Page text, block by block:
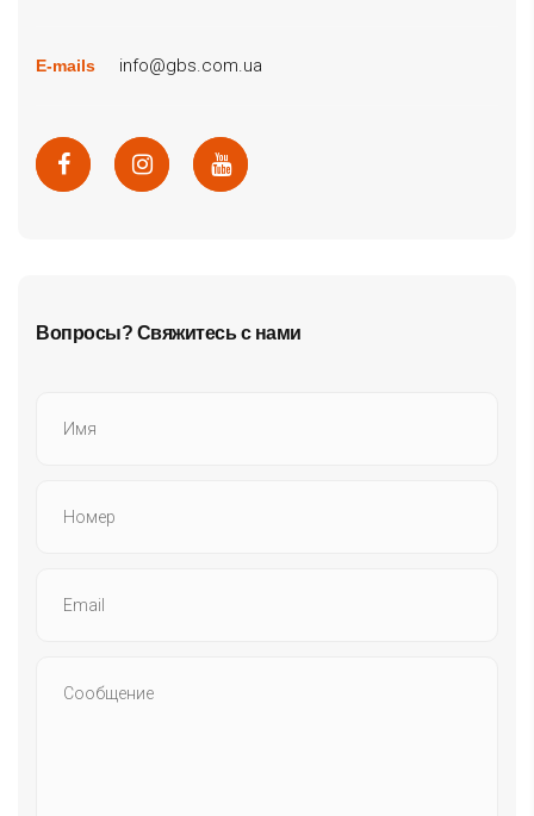
E-mails info@gbs.com.ua
Вопросы? Свяжитесь с нами